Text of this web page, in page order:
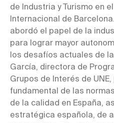
de Industria y Turismo en
Internacional de
abordó el papel de la
para lograr mayor
los desafíos actuales de
García, directora de
Grupos de Interés de
fundamental de las
de la calidad en España,
estratégica española, de